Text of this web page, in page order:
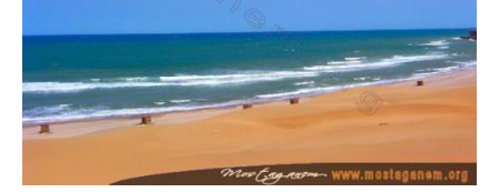
Cuisne
Radio dahra
Mostaganem en images